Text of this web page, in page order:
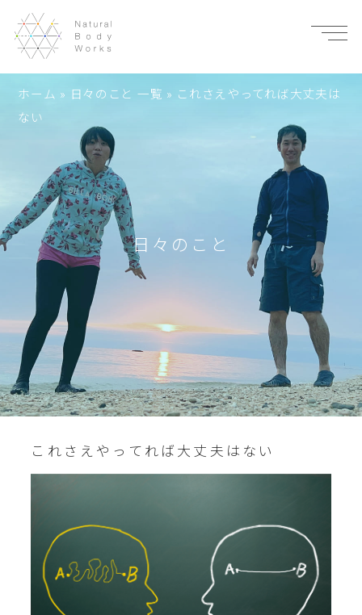
ホーム » 日々のこと 一覧 » これさえやってれば大丈夫は
ない
日々のこと
これさえやってれば大丈夫はない